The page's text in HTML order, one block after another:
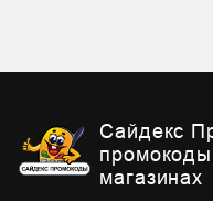
Сайдекс
магазинах